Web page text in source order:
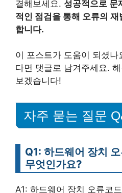
결해보세요. 성공적으로 문
적인 점검을 통해 오류의
합니다.
이 포스트가 도움이 되셨나
다면 댓글로 남겨주세요.
보겠습니다!
자주 묻는 질문
Q1: 하드웨어 장치
무엇인가요?
A1: 하드웨어 장치 오류코